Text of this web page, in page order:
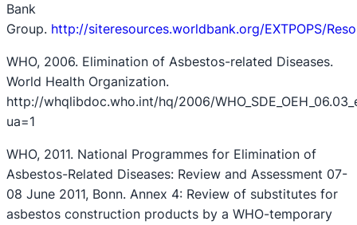
Bank
Group. http://siteresources.worldbank.org/EXTPOPS/
WHO, 2006. Elimination of Asbestos-related Diseases.
World Health Organization.
http://whqlibdoc.who.int/hq/2006/
ua=1
WHO, 2011. National Programmes for Elimination of
Asbestos-Related Diseases: Review and Assessment 07-
08 June 2011, Bonn. Annex 4: Review of substitutes for
asbestos construction products by a WHO-temporary